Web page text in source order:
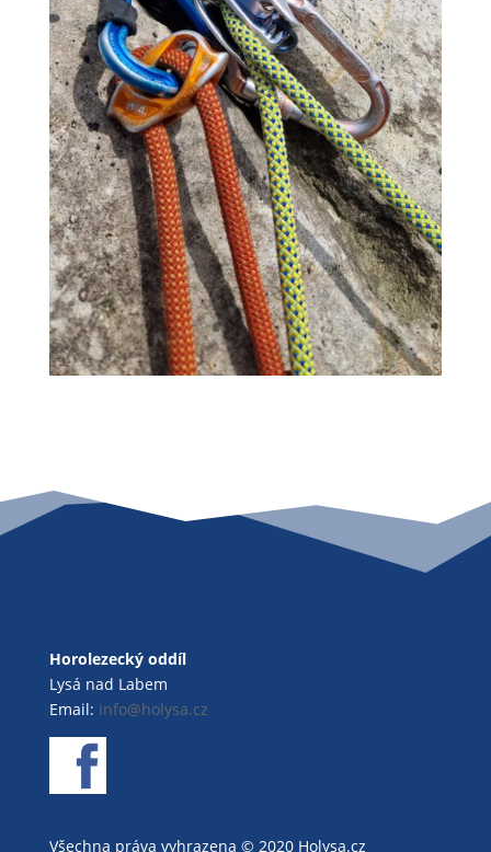
Horolezecký oddíl
Lysá nad Labem
Email: info@holysa.cz
Všechna práva vyhrazena © 2020 Holysa.cz